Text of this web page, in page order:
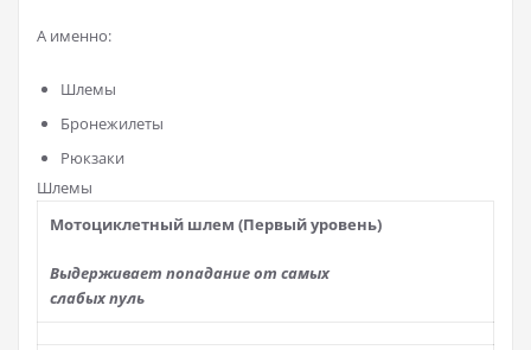
А именно:
Шлемы
Бронежилеты
Рюкзаки
Шлемы
Мотоциклетный шлем (Первый уровень)
Выдерживает попадание от самых
слабых пуль